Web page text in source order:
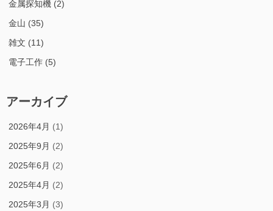
金属探知機 (2)
金山 (35)
雑文 (11)
電子工作 (5)
アーカイブ
2026年4月 (1)
2025年9月 (2)
2025年6月 (2)
2025年4月 (2)
2025年3月 (3)